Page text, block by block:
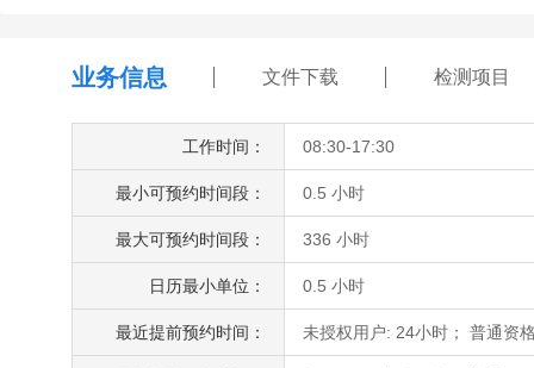
业务信息 文件下载 检测项目
工作时间： 08:30-17:30
最小可预约时间段： 0.5 小时
最大可预约时间段： 336 小时
日历最小单位： 0.5 小时
最近提前预约时间： 未授权用户: 24小时； 普通资